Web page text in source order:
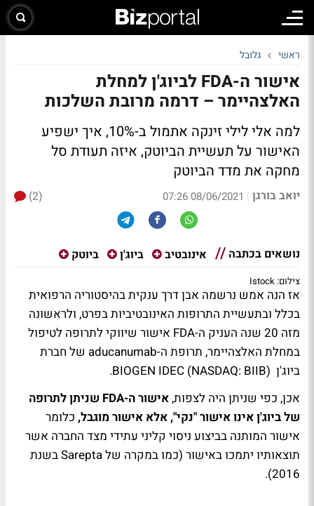
ראשי גלובל
אישור ה-FDA לביוג'ן למחלת
האלצהיימר – דרמה מרובת השלכות
למה אלי לילי זינקה אתמול ב-10%, איך ישפיע
האישור על תעשיית הביוטק, איזה תעודת סל
מחקה את מדד הביוטק
יואב בורגן |
08/06/2021 07:26
(2)
נושאים בכתבה אינובטיב ביוג'ן ביוטק
צילום: Istock
אז הנה אמש נרשמה אבן דרך ענקית בהיסטוריה הרפואית
בכלל ובתעשיית התרופות האינובטיביות בפרט, ולראשונה
מזה 20 שנה העניק ה-FDA אישור שיווקי לתרופה לטיפול
במחלת האלצהיימר, תרופת ה-aducanumab של חברת
ביוג'ן BIOGEN IDEC (NASDAQ: BIIB).
אכן, כפי שניתן היה לצפות,
אישור ה-FDA שניתן לתרופה
של ביוג'ן אינו אישור "נקי", אלא אישור מוגבל, כלומר
אישור המותנה בביצוע ניסוי קליני עתידי מצד החברה אשר
תוצאותיו יתמכו באישור (כמו במקרה של Sarepta בשנת
2016).